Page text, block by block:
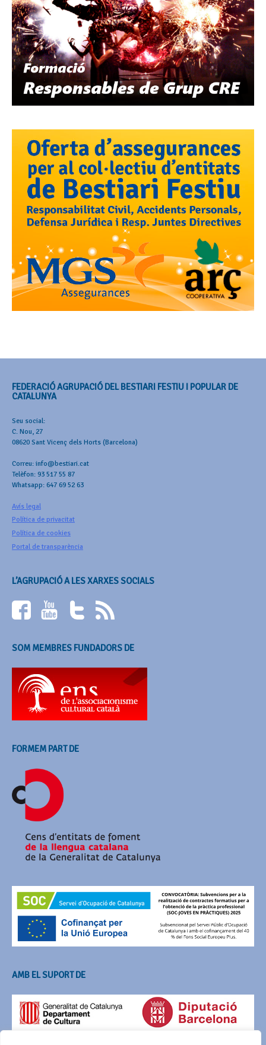
FEDERACIÓ AGRUPACIÓ DEL BESTIARI FESTIU I POPULAR DE
CATALUNYA
Seu social:
C. Nou, 27
08620 Sant Vicenç dels Horts (Barcelona)
Correu: info@bestiari.cat
Telèfon: 93 517 55 87
Whatsapp: 647 69 52 63
Avís legal
Política de privacitat
Política de cookies
Portal de transparència
L’AGRUPACIÓ A LES XARXES SOCIALS
SOM MEMBRES FUNDADORS DE
FORMEM PART DE
AMB EL SUPORT DE